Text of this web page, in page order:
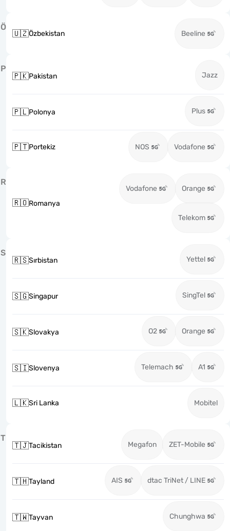
Ö
🇺🇿Özbekistan Beeline
P
🇵🇰Pakistan Jazz
🇵🇱Polonya Plus
🇵🇹Portekiz NOS Vodafone
R
🇷🇴Romanya
Vodafone Orange
Telekom
S
🇷🇸Sırbistan Yettel
🇸🇬Singapur SingTel
🇸🇰Slovakya O2 Orange
🇸🇮Slovenya Telemach A1
🇱🇰Sri Lanka Mobitel
T
🇹🇯Tacikistan Megafon ZET-Mobile
🇹🇭Tayland AIS dtac TriNet / LINE
🇹🇼Tayvan Chunghwa